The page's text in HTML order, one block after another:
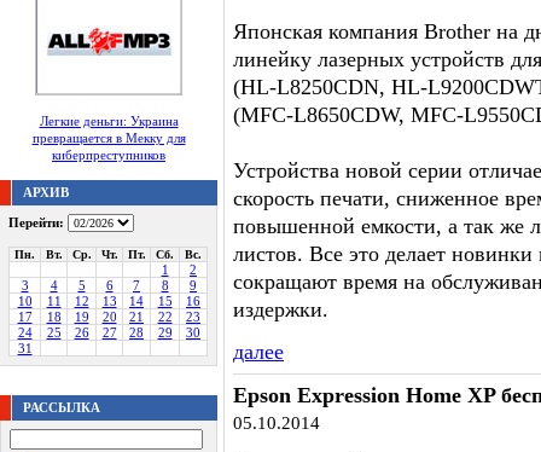
Легкие деньги: Украина
превращается в Мекку для
киберпреступников
АРХИВ
Перейти:
Пн. Вт. Ср. Чт. Пт. Сб. Вс.
1
2
3
4 5 6 7 8
9
10
11 12 13 14 15
16
17
18 19 20 21 22
23
24
25 26 27 28 29
30
31
РАССЫЛКА
Японская компания Brother на
линейку лазерных устройств
(HL-L8250CDN, HL-
(MFC-L8650CDW, MFC-
Устройства новой серии
скорость печати, сниженное
повышенной емкости, а так же
листов. Все это делает
сокращают время на
издержки.
далее
Epson Expression Home XP
05.10.2014